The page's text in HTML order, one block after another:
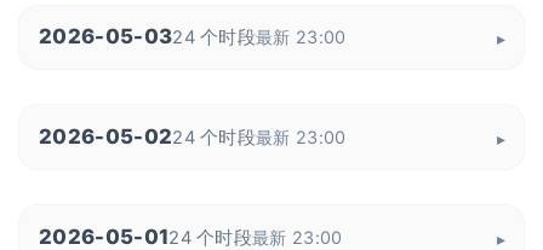
2026-05-0324 个时段最新 23:00
2026-05-0224 个时段最新 23:00
2026-05-0124 个时段最新 23:00